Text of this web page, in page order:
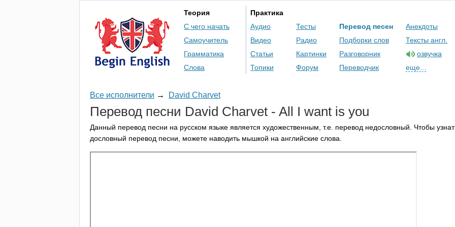
Теория
С чего начать
Самоучитель
Грамматика
Слова
Практика
Аудио
Видео
Статьи
Топики
Тесты
Радио
Картинки
Форум
Перевод песен
Подборки слов
Разговорник
Переводчик
Анекдоты
Тексты англ.
озвучка
еще...
Все исполнители → David Charvet
Перевод песни David Charvet - All I want is you
Данный перевод песни на русском языке является художественным, т.е. перевод недословный. Чтобы
дословный перевод песни, можете наводить мышкой на английские слова.